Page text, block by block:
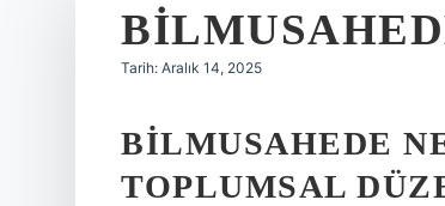
Tarih: Aralık 14, 2025
BILMUSAHEDE
TOPLUMSAL